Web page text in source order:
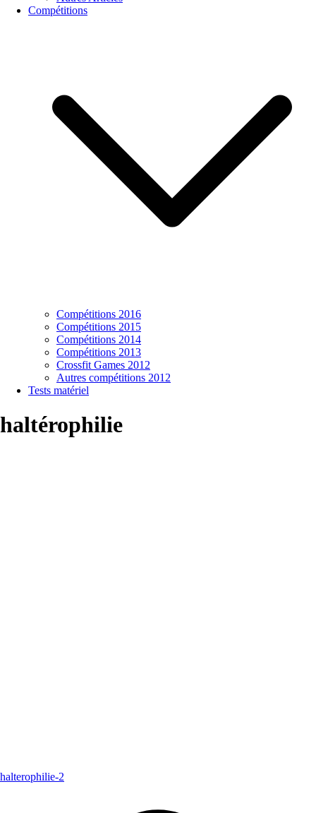
Compétitions
Compétitions 2016
Compétitions 2015
Compétitions 2014
Compétitions 2013
Crossfit Games 2012
Autres compétitions 2012
Tests matériel
haltérophilie
halterophilie-2